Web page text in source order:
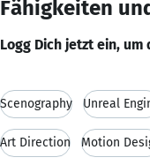
Fähigkeiten
Logg Dich jetzt ein,
Scenography Unreal
Art Direction Motion